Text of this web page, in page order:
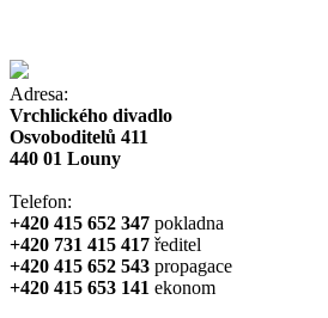
Adresa:
Vrchlického divadlo
Osvoboditelů 411
440 01 Louny
Telefon:
+420 415 652 347 pokladna
+420 731 415 417 ředitel
+420 415 652 543 propagace
+420 415 653 141 ekonom